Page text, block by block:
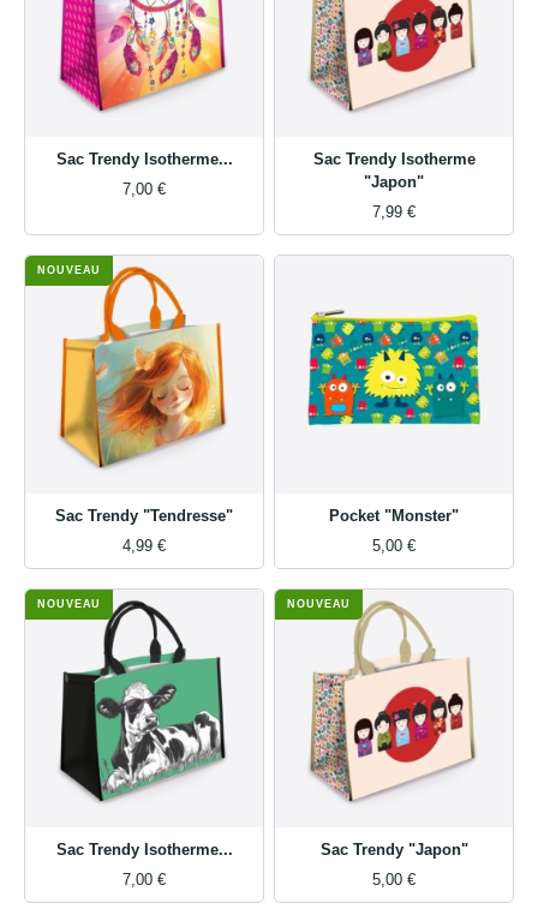
Sac Trendy Isotherme...
7,00 €
Sac Trendy Isotherme
"Japon"
7,99 €
Sac Trendy "Tendresse"
4,99 €
NOUVEAU
Pocket "Monster"
5,00 €
Sac Trendy Isotherme...
7,00 €
NOUVEAU
Sac Trendy "Japon"
5,00 €
NOUVEAU